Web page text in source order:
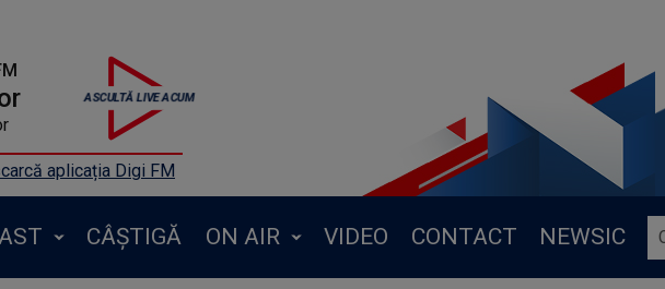
aplicația Digi FM
CÂȘTIGĂ ON AIR VIDEO CONTACT NEWSIC